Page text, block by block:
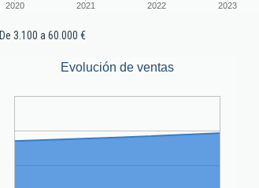
2020 2021 2022 2023
De 3.100 a 60.000 €
Evolución de ventas